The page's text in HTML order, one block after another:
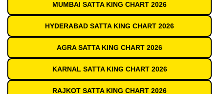
MUMBAI SATTA KING CHART 2026
HYDERABAD SATTA KING CHART 2026
AGRA SATTA KING CHART 2026
KARNAL SATTA KING CHART 2026
RAJKOT SATTA KING CHART 2026